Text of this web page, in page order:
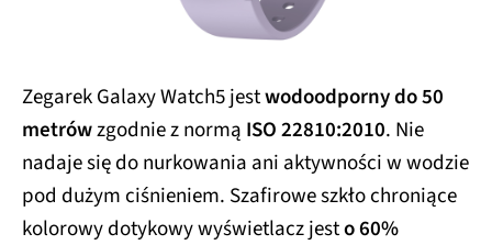
Zegarek Galaxy Watch5 jestwodoodporny do 50
metrówzgodnie z normą ISO 22810:2010. Nie
nadaje się do nurkowania ani aktywności w wodzie
pod dużym ciśnieniem. Szafirowe szkło chroniące
kolorowy dotykowy wyświetlacz jesto 60%